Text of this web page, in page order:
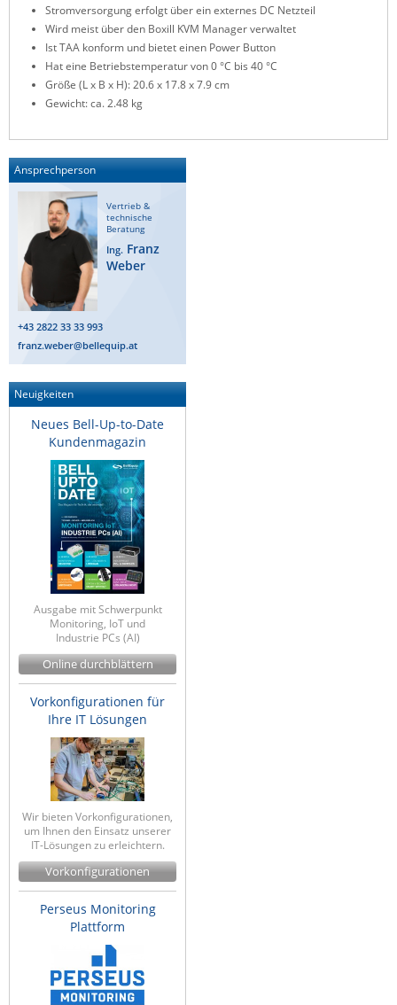
Stromversorgung erfolgt über ein externes DC Netzteil
Wird meist über den Boxill KVM Manager verwaltet
Ist TAA konform und bietet einen Power Button
Hat eine Betriebstemperatur von 0 °C bis 40 °C
Größe (L x B x H): 20.6 x 17.8 x 7.9 cm
Gewicht: ca. 2.48 kg
Ansprechperson
Vertrieb &
technische
Beratung
Ing. Franz
Weber
+43 2822 33 33 993
franz.weber@bellequip.at
Neuigkeiten
Neues Bell-Up-to-Date
Kundenmagazin
Ausgabe mit Schwerpunkt
Monitoring, IoT und
Industrie PCs (AI)
Online durchblättern
Vorkonfigurationen für
Ihre IT Lösungen
Wir bieten Vorkonfigurationen,
um Ihnen den Einsatz unserer
IT-Lösungen zu erleichtern.
Vorkonfigurationen
Perseus Monitoring
Plattform